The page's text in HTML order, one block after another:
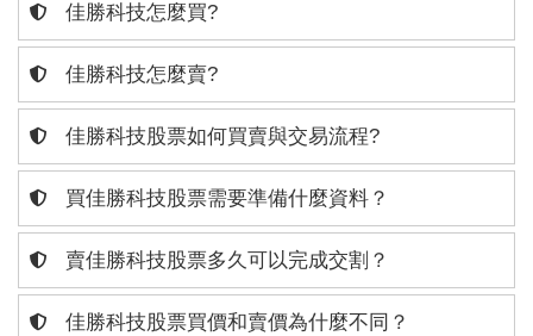
佳勝科技怎麼買?
佳勝科技怎麼賣?
佳勝科技股票如何買賣與交易流程?
買佳勝科技股票需要準備什麼資料？
賣佳勝科技股票多久可以完成交割？
佳勝科技股票買價和賣價為什麼不同？